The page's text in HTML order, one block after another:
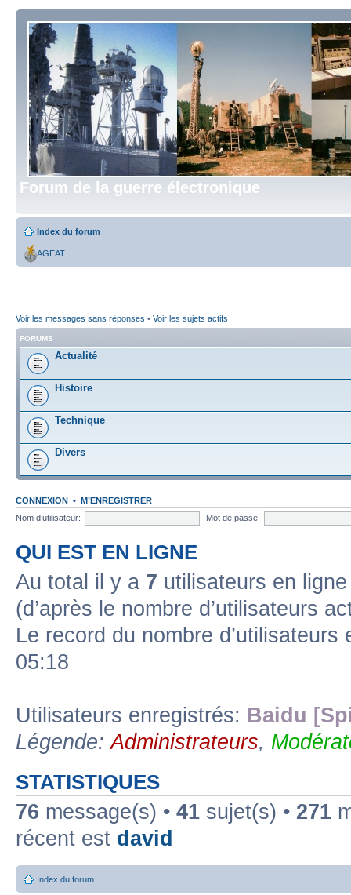
Forum de la guerre électronique
Index du forum
AGEAT
Voir les messages sans réponses • Voir les sujets actifs
FORUMS
Actualité
Histoire
Technique
Divers
CONNEXION • M’ENREGISTRER
Nom d’utilisateur:
Mot de passe:
QUI EST EN LIGNE
Au total il y a 7 utilisateurs en
(d’après le nombre d’utilisateurs
Le record du nombre
05:18
Utilisateurs enregistrés: Baidu
Légende:Administrateurs,
STATISTIQUES
76 message(s) • 41 sujet(s) • 271
récent est david
Index du forum